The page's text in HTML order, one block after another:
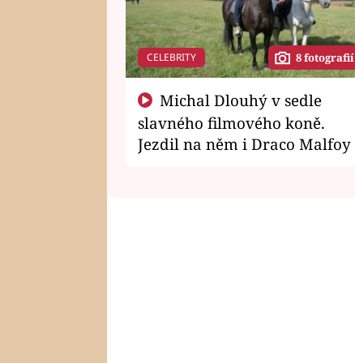
CELEBRITY 8 fotografií
slavného filmového koně.
Jezdil na něm i Draco Malfoy